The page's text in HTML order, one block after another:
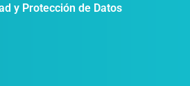
y Protección de Datos